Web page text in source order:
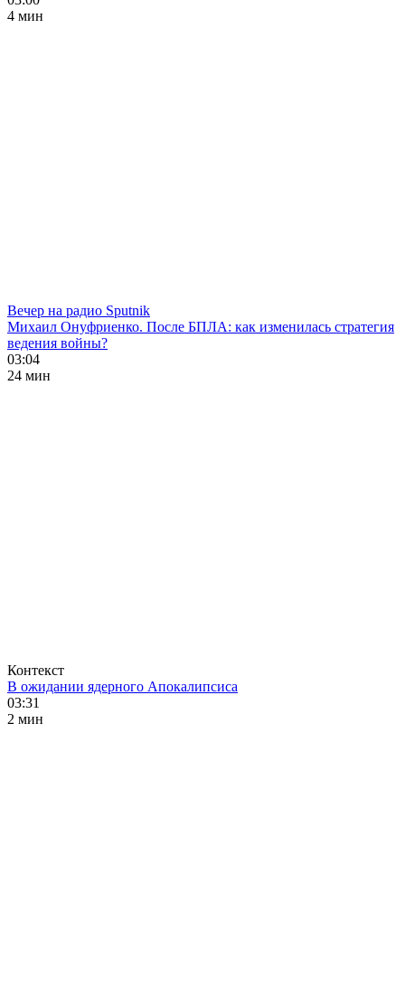
4 мин
Вечер на радио Sputnik
Михаил Онуфриенко. После БПЛА: как изменилась стратегия
ведения войны?
03:04
24 мин
Контекст
В ожидании ядерного Апокалипсиса
03:31
2 мин